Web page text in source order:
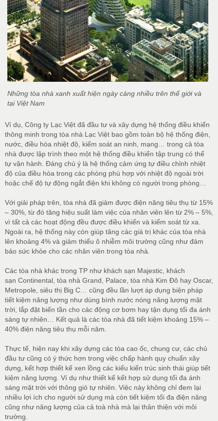
Những tòa nhà xanh xuất hiện ngày càng nhiều trên thế giới và
tại Việt Nam
Ví dụ, Công ty Lạc Việt đã đầu tư và xây dựng hệ thống điều khiển
thông minh trong tòa nhà Lạc Việt bao gồm toàn bộ hệ thống điện,
nước, điều hòa nhiệt độ, kiểm soát an ninh, mạng… trong cả tòa
nhà được lập trình theo một hệ thống điều khiển tập trung có thể
tự vận hành. Đáng chú ý là hệ thống cảm ứng tự điều chỉnh nhiệt
độ của điều hòa trong các phòng phù hợp với nhiệt độ ngoài trời
hoặc chế độ tự động ngắt điện khi không có người trong phòng…
Với giải pháp trên, tòa nhà đã giảm được điện năng tiêu thụ từ 15%
– 30%, từ đó tăng hiệu suất làm việc của nhân viên lên từ 2% – 5%,
vì tất cả các hoạt động đều được điều khiển và kiểm soát từ xa.
Ngoài ra, hệ thống này còn giúp tăng các giá trị khác của tòa nhà
lên khoảng 4% và giảm thiểu ô nhiễm môi trường cũng như đảm
bảo sức khỏe cho các nhân viên trong tòa nhà.
Các tòa nhà khác trong TP như khách sạn Majestic, khách
sạn Continental, tòa nhà Grand, Palace, tòa nhà Kim Đô hay Oscar,
Metropole, siêu thị Big C… cũng đều lần lượt áp dụng biện pháp
tiết kiệm năng lượng như dùng bình nước nóng năng lượng mặt
trời, lắp đặt biến tần cho các động cơ bơm hay tận dụng tối đa ánh
sáng tự nhiên… Kết quả là các tòa nhà đã tiết kiệm khoảng 15% –
40% điện năng tiêu thụ mỗi năm.
Thực tế, hiện nay khi xây dựng các tòa cao ốc, chung cư, các chủ
đầu tư cũng có ý thức hơn trong việc chấp hành quy chuẩn xây
dựng, kết hợp thiết kế xen lồng các kiểu kiến trúc sinh thái giúp tiết
kiệm năng lượng. Ví dụ như thiết kế kết hợp sử dụng tối đa ánh
sáng mặt trời với thông gió tự nhiên. Việc này không chỉ đem lại
nhiều lợi ích cho người sử dụng mà còn tiết kiệm tối đa điện năng
cũng như năng lượng của cả toà nhà mà lại thân thiện với môi
trường.